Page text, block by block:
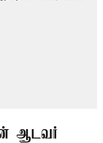
ஆடவர்